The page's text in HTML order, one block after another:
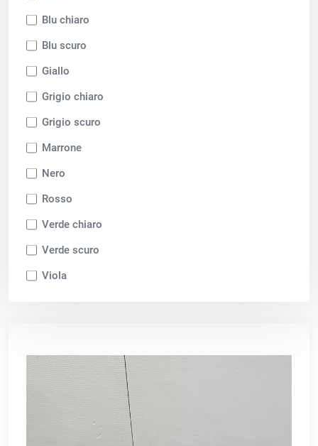
Blu chiaro
Blu scuro
Giallo
Grigio chiaro
Grigio scuro
Marrone
Nero
Rosso
Verde chiaro
Verde scuro
Viola